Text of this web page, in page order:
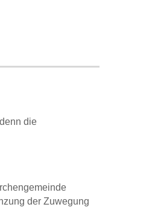
die
der Zuwegung